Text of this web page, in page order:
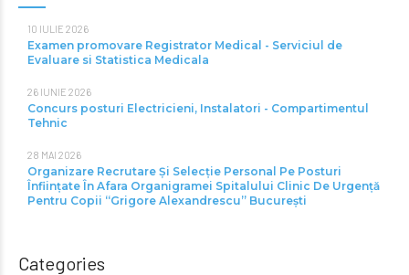
10 IULIE 2026
Examen promovare Registrator Medical - Serviciul de
Evaluare si Statistica Medicala
26 IUNIE 2026
Concurs posturi Electricieni, Instalatori - Compartimentul
Tehnic
28 MAI 2026
Organizare Recrutare Și Selecție Personal Pe Posturi
Înființate În Afara Organigramei Spitalului Clinic De Urgență
Pentru Copii “Grigore Alexandrescu” Bucureşti
Categories